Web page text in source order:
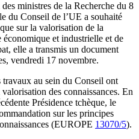
ministres de la Recherche du 8
du Conseil de l’UE a souhaité
sur la valorisation de la
et industrielle et de
elle a transmis un document
vendredi 17 novembre.
au sein du Conseil ont
des connaissances. En
Présidence tchèque, le
sur les principes
(EUROPE 13070/5).